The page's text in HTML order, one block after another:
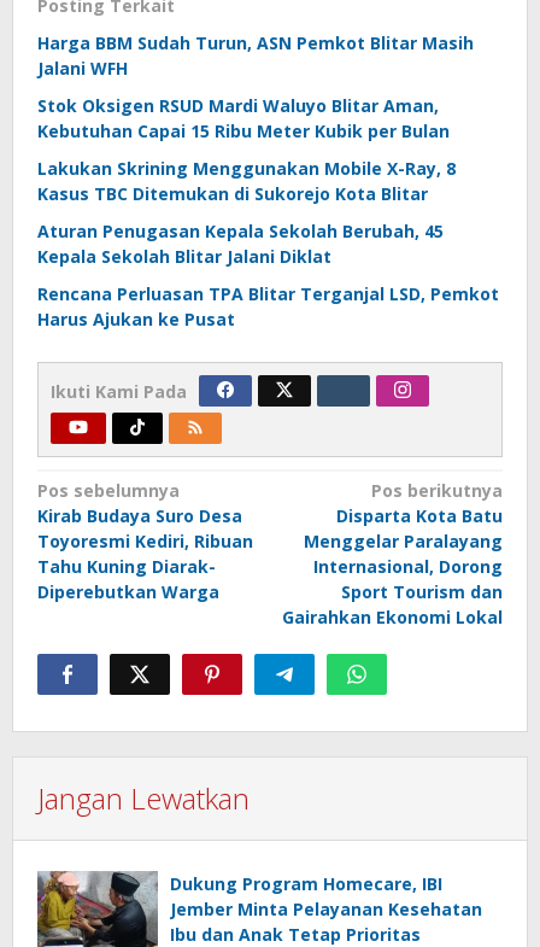
Posting Terkait
Harga BBM Sudah Turun, ASN Pemkot Blitar Masih
Jalani WFH
Stok Oksigen RSUD Mardi Waluyo Blitar Aman,
Kebutuhan Capai 15 Ribu Meter Kubik per Bulan
Lakukan Skrining Menggunakan Mobile X-Ray, 8
Kasus TBC Ditemukan di Sukorejo Kota Blitar
Aturan Penugasan Kepala Sekolah Berubah, 45
Kepala Sekolah Blitar Jalani Diklat
Rencana Perluasan TPA Blitar Terganjal LSD, Pemkot
Harus Ajukan ke Pusat
Ikuti Kami Pada
Navigasi
pos
Pos sebelumnya
Kirab Budaya Suro Desa
Toyoresmi Kediri, Ribuan
Tahu Kuning Diarak-
Diperebutkan Warga
Pos berikutnya
Disparta Kota Batu
Menggelar Paralayang
Internasional, Dorong
Sport Tourism dan
Gairahkan Ekonomi Lokal
Jangan Lewatkan
Dukung Program Homecare, IBI
Jember Minta Pelayanan Kesehatan
Ibu dan Anak Tetap Prioritas